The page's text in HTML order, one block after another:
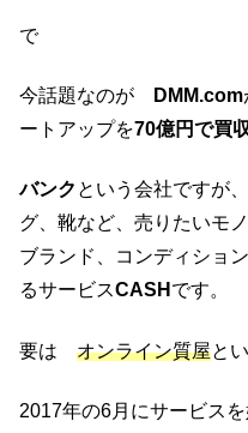
で
今話題なのが DMM.com
ートアップを70億円で買
バンク という会社ですが
グ、靴など、売りたいモ
ブランド、コンディショ
るサービスCASH です。
要は オンライン質屋と
2017年の6月にサービス